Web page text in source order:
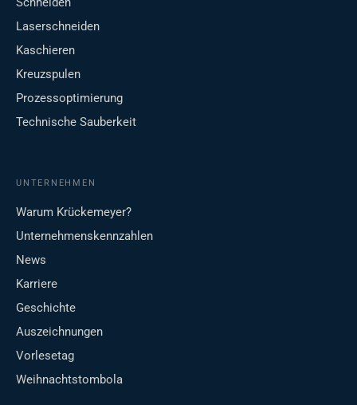
Laserschneiden
Kaschieren
Kreuzspulen
Prozessoptimierung
Technische Sauberkeit
UNTERNEHMEN
Warum Krückemeyer?
Unternehmenskennzahlen
News
Karriere
Geschichte
Auszeichnungen
Vorlesetag
Weihnachtstombola